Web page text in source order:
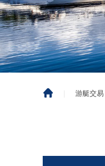
游艇交易